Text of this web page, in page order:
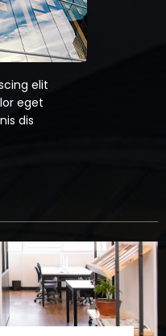
elit
eget
dis